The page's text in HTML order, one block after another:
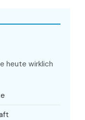
heute wirklich